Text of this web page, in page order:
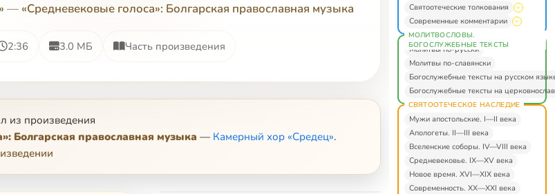
— «Средневековые голоса»: Болгарская православная музыка
2:36 3.0 МБ Часть произведения
из произведения
Болгарская православная музыка — Камерный хор «Средец».
Святоотеческие толкования
Современные комментарии
МОЛИТВОСЛОВЫ.
БОГОСЛУЖЕБНЫЕ ТЕКСТЫ
Молитвы по-русски
Молитвы по-славянски
Богослужебные тексты на русском
Богослужебные тексты на
СВЯТООТЕЧЕСКОЕ НАСЛЕДИЕ
Мужи апостольские. I—II века
Апологеты. II—III века
Вселенские соборы. IV—VIII века
Средневековье. IX—XV века
Новое время. XVI—XIX века
Современность. XX—XXI века